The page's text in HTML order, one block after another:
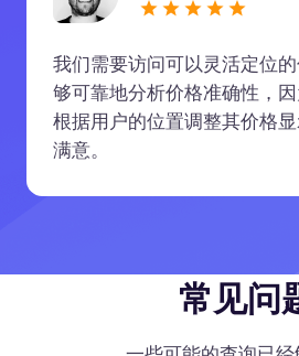
我们需要访问可以灵活定位
够可靠地分析价格准确性，
根据用户的位置调整其价格
满意。
常见问